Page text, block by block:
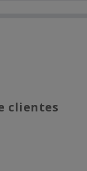
clientes